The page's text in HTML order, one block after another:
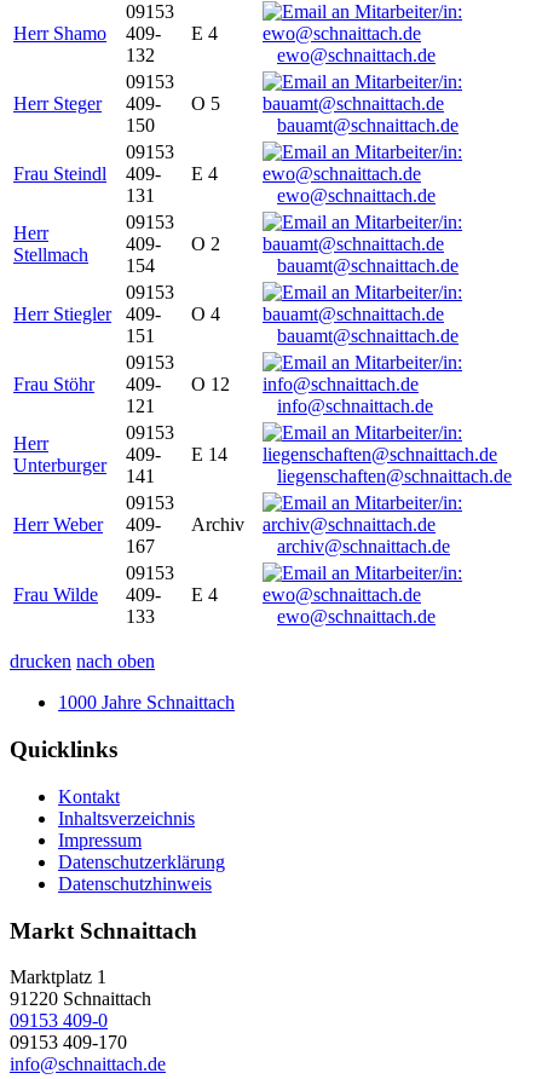
Herr Shamo
09153
409-
132
E 4
ewo@schnaittach.de
Herr Steger
09153
409-
150
O 5
bauamt@schnaittach.de
Frau Steindl
09153
409-
131
E 4
ewo@schnaittach.de
Herr
Stellmach
09153
409-
154
O 2
bauamt@schnaittach.de
Herr Stiegler
09153
409-
151
O 4
bauamt@schnaittach.de
Frau Stöhr
09153
409-
121
O 12
info@schnaittach.de
Herr
Unterburger
09153
409-
141
E 14
liegenschaften@schnaittach.de
Herr Weber
09153
409-
167
Archiv
archiv@schnaittach.de
Frau Wilde
09153
409-
133
E 4
ewo@schnaittach.de
drucken nach oben
1000 Jahre Schnaittach
Quicklinks
Kontakt
Inhaltsverzeichnis
Impressum
Datenschutzerklärung
Datenschutzhinweis
Markt Schnaittach
Marktplatz 1
91220 Schnaittach
09153 409-0
09153 409-170
info@schnaittach.de